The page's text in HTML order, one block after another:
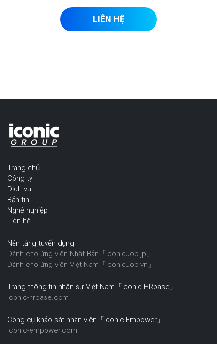
LIÊN HỆ
Trang chủ
Công ty
Dịch vụ
Bản tin
Nghề nghiệp
Liên hệ
Nền tảng tuyển dụng
Dành cho ứng viên Nhật Bản「iconicJob.jp」
Dành cho ứng viên Việt Nam「iconicJob.vn」
Trang thông tin nhân sự Việt Nam「iconic HRbase」
iconic-hrbase.com
Công cụ khảo sát nhân viên「iconic Empower」
iconic-empower.com